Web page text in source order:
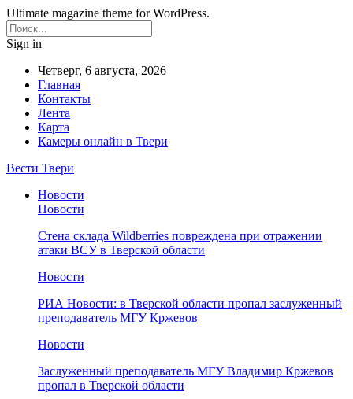
Ultimate magazine theme for WordPress.
Sign in
Четверг, 6 августа, 2026
Главная
Контакты
Лента
Карта
Камеры онлайн в Твери
Вести Твери
Новости
Новости
Стена склада Wildberries повреждена при отражении
атаки ВСУ в Тверской области
Новости
РИА Новости: в Тверской области пропал заслуженный
преподаватель МГУ Кржевов
Новости
Заслуженный преподаватель МГУ Владимир Кржевов
пропал в Тверской области